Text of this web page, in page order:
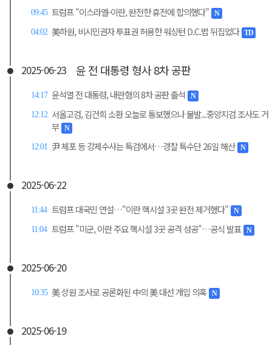
09:45 트럼프 "이스라엘-이란, 완전한 휴전에 합의했다" N
04:02 美하원, 비시민권자 투표권 허용한 워싱턴 D.C.법 뒤집었다 TD
2025-06-23 윤 전 대통령 형사 8차 공판
14:17 윤석열 전 대통령, 내란혐의 8차 공판 출석 N
12:12 서울고검, 김건희 소환 오늘로 통보했으나 불발...중앙지검 조사도 거
부
N
12:01 尹 체포 등 강제수사는 특검에서…경찰 특수단 26일 해산 N
2025-06-22
11:44 트럼프 대국민 연설…"이란 핵시설 3곳 완전 제거했다" N
11:04 트럼프 "미군, 이란 주요 핵시설 3곳 공격 성공"…공식 발표 N
2025-06-20
10:35 美 상원 조사로 공론화된 中의 美 대선 개입 의혹 N
2025-06-19